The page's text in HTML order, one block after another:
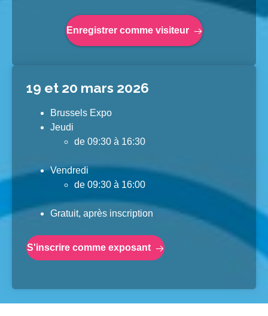
engagement. Comme toujours, tous les secteurs
associés au secteur des laboratoires sont bien
représentés. LABORAMA est donc le salon
complet de la technologie de laboratoire en
Enregistrer comme visiteur
19 et 20 mars 2026
Brussels Expo
Jeudi
de 09:30 à 16:30
Vendredi
de 09:30 à 16:00
Gratuit, après inscription
S'inscrire comme exposant